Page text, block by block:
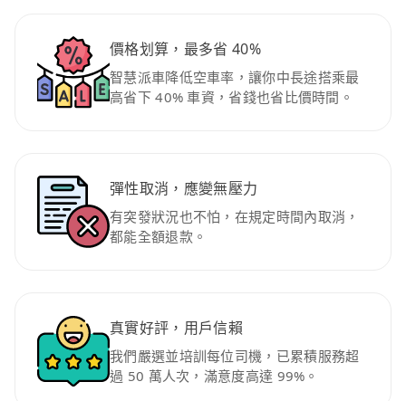
價格划算，最多省 40%
智慧派車降低空車率，讓你中長途搭乘最
高省下 40% 車資，省錢也省比價時間。
彈性取消，應變無壓力
有突發狀況也不怕，在規定時間內取消，
都能全額退款。
真實好評，用戶信賴
我們嚴選並培訓每位司機，已累積服務超
過 50 萬人次，滿意度高達 99%。